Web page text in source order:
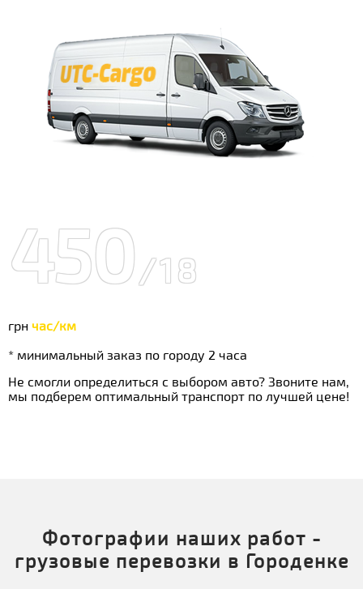
450/18
грн час/км
* минимальный заказ по городу 2 часа
Не смогли определиться с выбором авто? Звоните нам,
мы подберем оптимальный транспорт по лучшей цене!
Фотографии наших работ -
грузовые перевозки в Городенке